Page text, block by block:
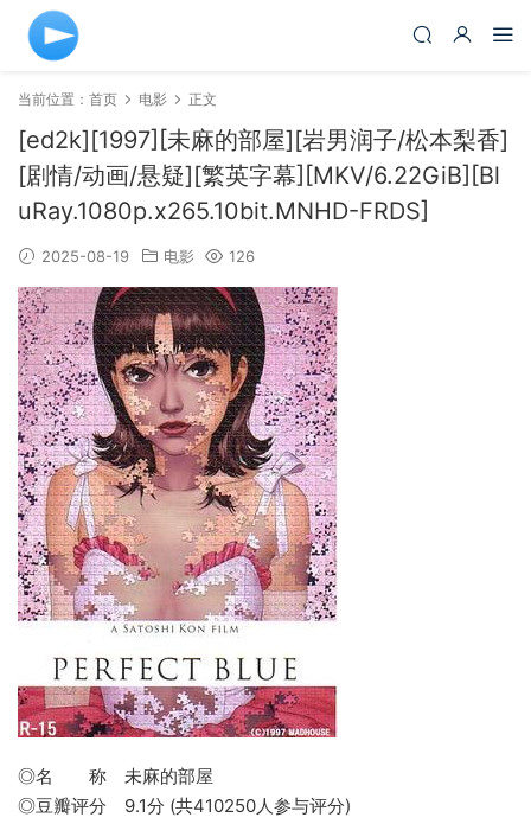
当前位置： 首页 电影 正文
[ed2k][1997][未麻的部屋][岩男润子/松本梨香]
[剧情/动画/悬疑][繁英字幕][MKV/6.22GiB][Bl
uRay.1080p.x265.10bit.MNHD-FRDS]
2025-08-19 电影 126
◎名 称 未麻的部屋
◎豆瓣评分 9.1分 (共410250人参与评分)